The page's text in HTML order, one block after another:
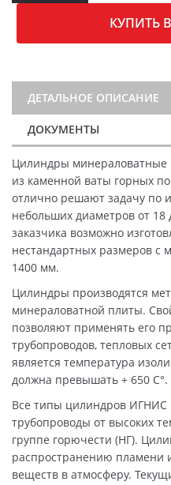
КУПИТЬ
ДЕТАЛЬНОЕ ОПИСАНИЕ
ДОКУМЕНТЫ
Цилиндры минераловатные
из каменной ваты горных
отлично решают задачу по
небольших диаметров от
заказчика возможно
нестандартных размеров с
1400 мм.
Цилиндры производятся
минераловатной плиты.
позволяют применять его
трубопроводов, тепловых
является температура
должна превышать + 650 C°.
Все типы цилиндров
трубопроводы от высоких
группе горючести (НГ).
распространению пламени
веществ в атмосферу.